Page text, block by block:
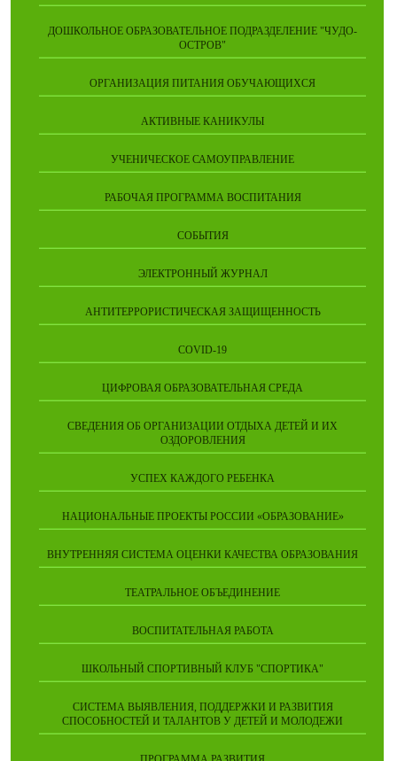
ДОШКОЛЬНОЕ ОБРАЗОВАТЕЛЬНОЕ ПОДРАЗДЕЛЕНИЕ "ЧУДО-
ОСТРОВ"
ОРГАНИЗАЦИЯ ПИТАНИЯ ОБУЧАЮЩИХСЯ
АКТИВНЫЕ КАНИКУЛЫ
УЧЕНИЧЕСКОЕ САМОУПРАВЛЕНИЕ
РАБОЧАЯ ПРОГРАММА ВОСПИТАНИЯ
СОБЫТИЯ
ЭЛЕКТРОННЫЙ ЖУРНАЛ
АНТИТЕРРОРИСТИЧЕСКАЯ ЗАЩИЩЕННОСТЬ
COVID-19
ЦИФРОВАЯ ОБРАЗОВАТЕЛЬНАЯ СРЕДА
СВЕДЕНИЯ ОБ ОРГАНИЗАЦИИ ОТДЫХА ДЕТЕЙ И ИХ
ОЗДОРОВЛЕНИЯ
УСПЕХ КАЖДОГО РЕБЕНКА
НАЦИОНАЛЬНЫЕ ПРОЕКТЫ РОССИИ «ОБРАЗОВАНИЕ»
ВНУТРЕННЯЯ СИСТЕМА ОЦЕНКИ КАЧЕСТВА ОБРАЗОВАНИЯ
ТЕАТРАЛЬНОЕ ОБЪЕДИНЕНИЕ
ВОСПИТАТЕЛЬНАЯ РАБОТА
ШКОЛЬНЫЙ СПОРТИВНЫЙ КЛУБ "СПОРТИКА"
СИСТЕМА ВЫЯВЛЕНИЯ, ПОДДЕРЖКИ И РАЗВИТИЯ
СПОСОБНОСТЕЙ И ТАЛАНТОВ У ДЕТЕЙ И МОЛОДЕЖИ